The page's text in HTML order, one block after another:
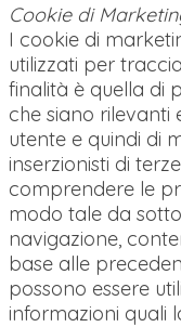
Cookie di
I cookie di
utilizzati per
finalità è quella di
che siano rilevanti
utente e quindi di
inserzionisti di
comprendere le
modo tale da
navigazione,
base alle
possono essere
informazioni quali